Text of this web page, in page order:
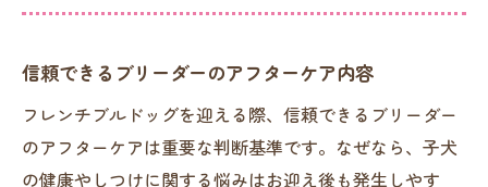
信頼できるブリーダーのアフターケア内容
フレンチブルドッグを迎える際、信頼できるブリーダー
のアフターケアは重要な判断基準です。なぜなら、子犬
の健康やしつけに関する悩みはお迎え後も発生しやす